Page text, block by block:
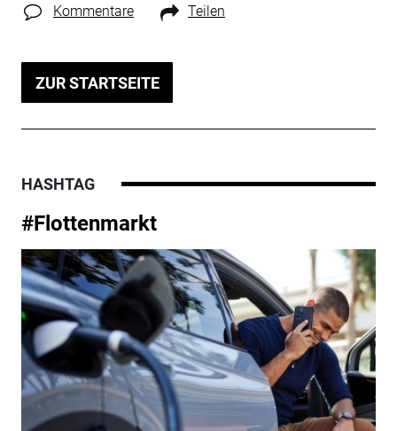
Kommentare Teilen
ZUR STARTSEITE
HASHTAG
#Flottenmarkt